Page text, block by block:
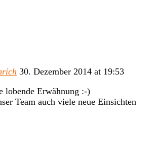
30. Dezember 2014 at 19:53
lobende Erwähnung :-)
Team auch viele neue Einsichten